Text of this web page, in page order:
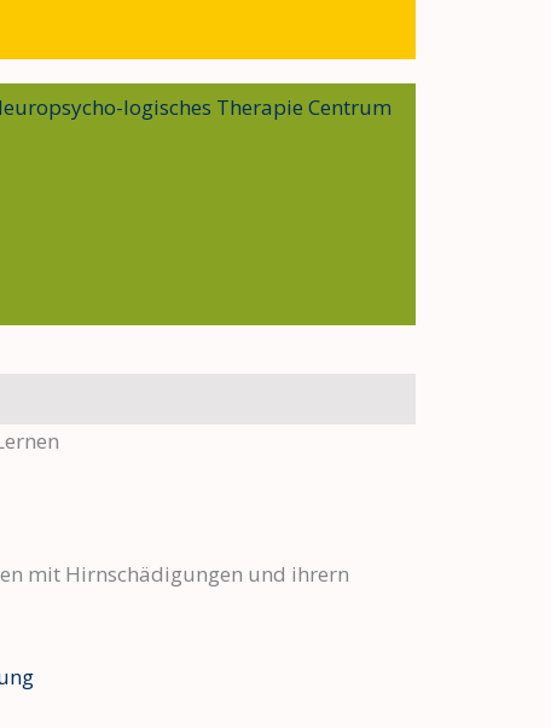
logisches Therapie Centrum
mit Hirnschädigungen und ihrern